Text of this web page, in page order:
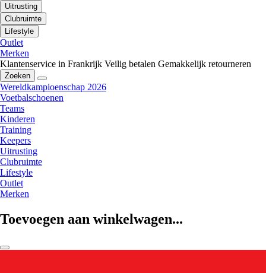
Uitrusting
Clubruimte
Lifestyle
Outlet
Merken
Klantenservice in Frankrijk Veilig betalen Gemakkelijk retourneren
Zoeken
Wereldkampioenschap 2026
Voetbalschoenen
Teams
Kinderen
Training
Keepers
Uitrusting
Clubruimte
Lifestyle
Outlet
Merken
Toevoegen aan winkelwagen...